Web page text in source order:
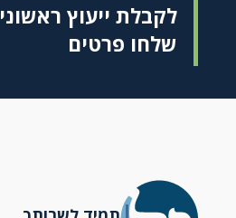
לקבלת ייעוץ ראשוני
שלחו פרטים